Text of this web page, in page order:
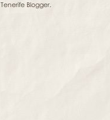
Tenerife Blogger.